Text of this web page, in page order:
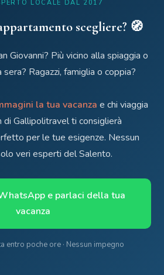
LOCALE DAL 2017
scegliere? 🧭
Giovanni? Più vicino alla spiaggia o
Ragazzi, famiglia o coppia?
la tua vacanza e chi viaggia
di Gallipolitravel ti consiglierà
per le tue esigenze. Nessun
veri esperti del Salento.
e parlaci della tua
vacanza
entro poche ore · Nessun impegno